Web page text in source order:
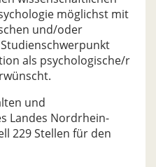
möglichst mit
und/oder
als psychologische/r
und
Landes Nordrhein-
229 Stellen für den